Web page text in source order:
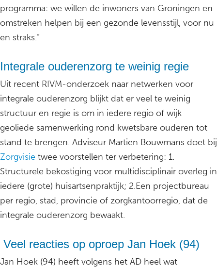
programma: we willen de inwoners van Groningen en
omstreken helpen bij een gezonde levensstijl, voor nu
en straks.”
Integrale ouderenzorg te weinig regie
Uit recent RIVM-onderzoek naar netwerken voor
integrale ouderenzorg blijkt dat er veel te weinig
structuur en regie is om in iedere regio of wijk
geoliede samenwerking rond kwetsbare ouderen tot
stand te brengen. Adviseur Martien Bouwmans doet bij
Zorgvisie twee voorstellen ter verbetering: 1.
Structurele bekostiging voor multidisciplinair overleg in
iedere (grote) huisartsenpraktijk; 2.Een projectbureau
per regio, stad, provincie of zorgkantoorregio, dat de
integrale ouderenzorg bewaakt.
Veel reacties op oproep Jan Hoek (94)
Jan Hoek (94) heeft volgens het AD heel wat